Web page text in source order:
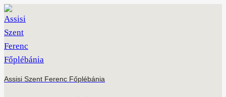
Skip
to
content
Assisi Szent Ferenc Főplébánia